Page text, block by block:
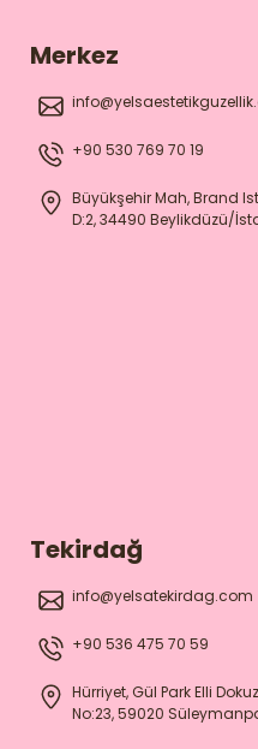
Merkez
+90 530 769 70 19
Büyükşehir Mah, Brand
D:2, 34490 Beylikdüzü/
Tekirdağ
info@yelsatekirdag.com
+90 536 475 70 59
Hürriyet, Gül Park Elli
No:23, 59020